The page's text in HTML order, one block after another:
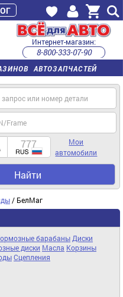
АВТОЗАПЧАСТЕЙ
Интернет-магазин:
8-800-333-07-90
часы работы с 9:00 до 22:00 (пн-пт)
Мои
автомобили
Найти
/ БелМаг
барабаны Диски
диски Масла Корзины
Сцепления